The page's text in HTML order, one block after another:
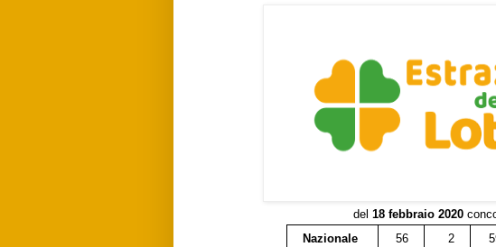
del 18 febbraio 2020
Nazionale
56 2